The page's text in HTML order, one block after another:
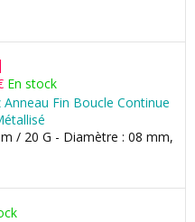
En stock
Anneau Fin Boucle Continue
/ 20 G - Diamètre : 08 mm,